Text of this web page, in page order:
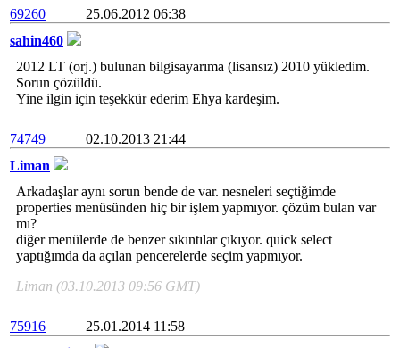
69260
25.06.2012 06:38
sahin460
2012 LT (orj.) bulunan bilgisayarıma (lisansız) 2010 yükledim.
Sorun çözüldü.
Yine ilgin için teşekkür ederim Ehya kardeşim.
74749
02.10.2013 21:44
Liman
Arkadaşlar aynı sorun bende de var. nesneleri seçtiğimde
properties menüsünden hiç bir işlem yapmıyor. çözüm bulan var
mı?
diğer menülerde de benzer sıkıntılar çıkıyor. quick select
yaptığımda da açılan pencerelerde seçim yapmıyor.
Liman (03.10.2013 09:56 GMT)
75916
25.01.2014 11:58